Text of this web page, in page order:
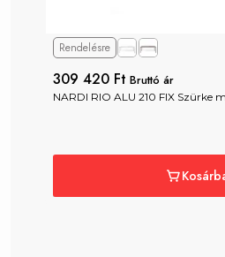
Rendelésre
309 420 Ft Bruttó ár
NARDI RIO ALU 210 FIX Szürke